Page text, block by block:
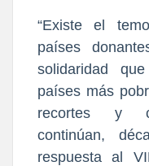
“Existe el
países
solidaridad
países más
recortes y
continúan,
respuesta al